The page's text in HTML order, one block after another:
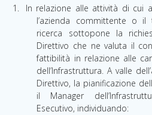
In relazione alle attività di cui
l’azienda committente o
ricerca sottopone la
Direttivo che ne valuta il
fattibilità in relazione alle
dell’Infrastruttura.A valle
Direttivo, la pianificazione
il Manager
Esecutivo, individuando: